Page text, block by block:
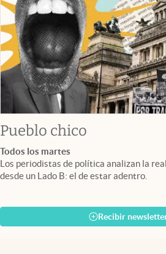
Pueblo chico
Todos los martes
Los periodistas de política analizan la
desde un Lado B: el de estar adentro.
Recibir